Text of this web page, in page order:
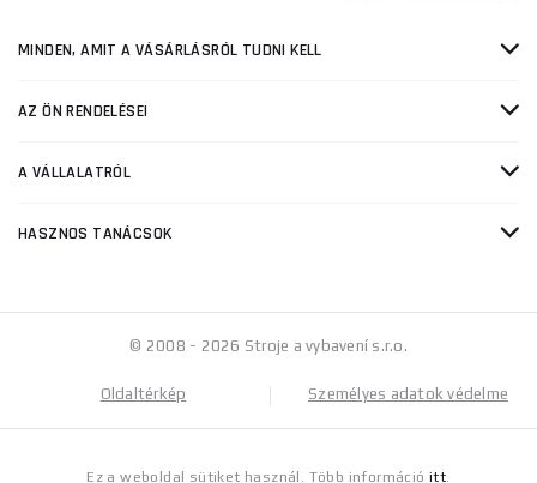
MINDEN, AMIT A VÁSÁRLÁSRÓL TUDNI KELL
AZ ÖN RENDELÉSEI
A VÁLLALATRÓL
HASZNOS TANÁCSOK
© 2008 - 2026 Stroje a vybavení s.r.o.
Oldaltérkép Személyes adatok védelme
Ez a weboldal sütiket használ. Több információitt.